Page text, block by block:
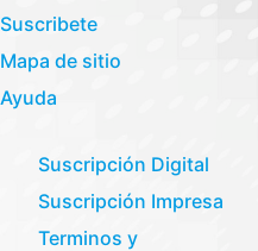
Suscribete
Mapa de sitio
Ayuda
Suscripción Digital
Suscripción Impresa
Terminos y